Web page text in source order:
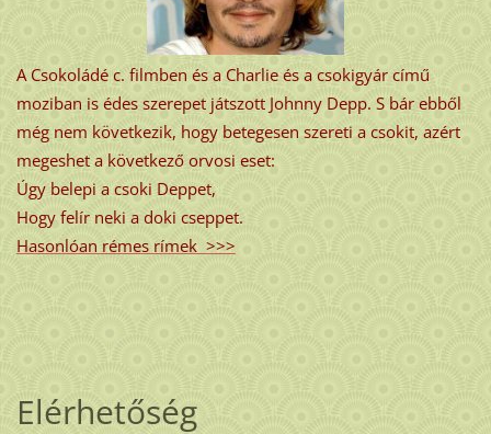
A Csokoládé c. filmben és a Charlie és a csokigyár című
moziban is édes szerepet játszott Johnny Depp. S bár ebből
még nem következik, hogy betegesen szereti a csokit, azért
megeshet a következő orvosi eset:
Úgy belepi a csoki Deppet,
Hogy felír neki a doki cseppet.
Hasonlóan rémes rímek >>>
Elérhetőség